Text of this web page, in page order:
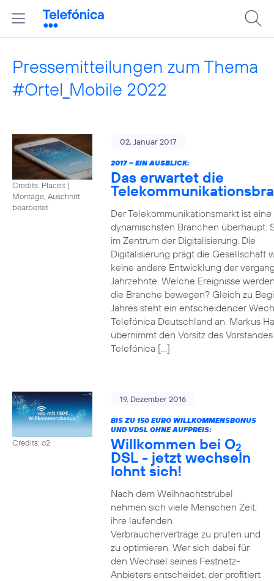
Pressemitteilungen zum Thema
#Ortel_Mobile 2022
Credits: Placeit |
Montage, Auschnitt
bearbeitet
02. Januar 2017
2017 – EIN AUSBLICK:
Das erwartet die
Der Telekommunikationsmarkt ist eine
dynamischsten Branchen überhaupt.
im Zentrum der Digitalisierung. Die
Digitalisierung prägt die Gesellschaft
keine andere Entwicklung der
Jahrzehnte. Welche Ereignisse
die Branche bewegen? Gleich zu
Jahres steht ein entscheidender
Telefónica Deutschland an. Markus
übernimmt den Vorsitz des
Telefónica […]
Credits: o2
19. Dezember 2016
BIS ZU 150 EURO WILLKOMMENSBONUS
UND VDSL OHNE AUFPREIS:
Willkommen bei O2
DSL - jetzt wechseln
lohnt sich!
Nach dem Weihnachtstrubel
nehmen sich viele Menschen Zeit,
ihre laufenden
Verbraucherverträge zu prüfen und
zu optimieren. Wer sich dabei für
den Wechsel seines Festnetz-
Anbieters entscheidet, der profitiert